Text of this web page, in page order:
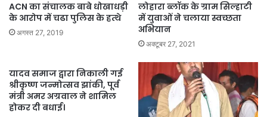
ACN का संचालक बाबे धोखाधड़ी
के आरोप में चढा पुलिस के हत्थे
अगस्त 27, 2019
लोहारा ब्लॉक के ग्राम सिल्हाटी
में युवाओं ने चलाया स्वच्छता
अभियान
अक्टूबर 27, 2021
यादव समाज द्वारा निकाली गई
श्रीकृष्ण जन्मोत्सव झांकी, पूर्व
मंत्री अमर अग्रवाल ने शामिल
होकर दी बधाई।